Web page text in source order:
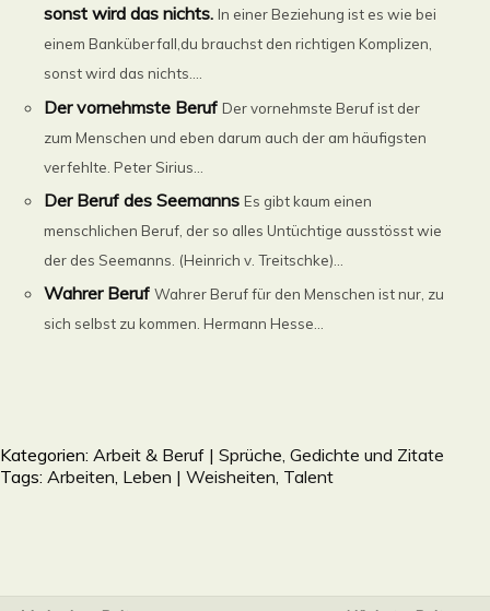
sonst wird das nichts. In einer Beziehung ist es wie bei
einem Banküberfall,du brauchst den richtigen Komplizen,
sonst wird das nichts....
Der vornehmste Beruf Der vornehmste Beruf ist der
zum Menschen und eben darum auch der am häufigsten
verfehlte. Peter Sirius...
Der Beruf des Seemanns Es gibt kaum einen
menschlichen Beruf, der so alles Untüchtige ausstösst wie
der des Seemanns. (Heinrich v. Treitschke)...
Wahrer Beruf Wahrer Beruf für den Menschen ist nur, zu
sich selbst zu kommen. Hermann Hesse...
Kategorien: Arbeit & Beruf | Sprüche, Gedichte und Zitate
Tags: Arbeiten Leben | Weisheiten Talent